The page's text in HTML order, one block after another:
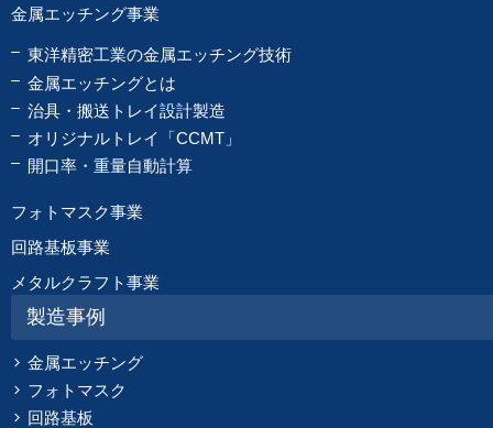
金属エッチング事業
東洋精密工業の金属エッチング技術
金属エッチングとは
治具・搬送トレイ設計製造
オリジナルトレイ「CCMT」
開口率・重量自動計算
フォトマスク事業
回路基板事業
メタルクラフト事業
製造事例
金属エッチング
フォトマスク
回路基板